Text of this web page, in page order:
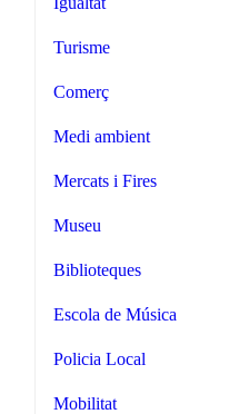
Turisme
Comerç
Medi ambient
Mercats i Fires
Museu
Biblioteques
Escola de Música
Policia Local
Mobilitat